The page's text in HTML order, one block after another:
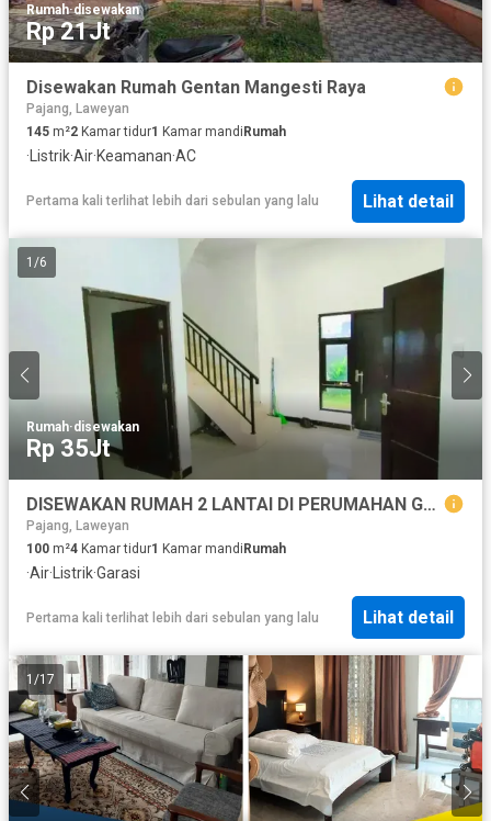
Rumah·disewakan
Rp 21Jt
Disewakan Rumah Gentan Mangesti Raya
Pajang, Laweyan
145 m²2 Kamar tidur1 Kamar mandi Rumah
· Listrik·Air·Keamanan·AC
Pertama kali terlihat lebih dari sebulan yang lalu Lihat detail
1 /6
Rumah·disewakan
Rp 35Jt
DISEWAKAN RUMAH 2 LANTAI DI PERUMAHAN GENTAN
Pajang, Laweyan
100 m²4 Kamar tidur1 Kamar mandiRumah
·Air· Listrik·Garasi
Pertama kali terlihat lebih dari sebulan yang lalu Lihat detail
1 /17